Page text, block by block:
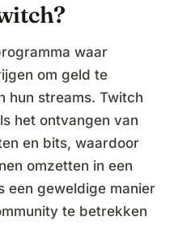
waar
om geld te
hun streams. Twitch
het ontvangen van
en bits, waardoor
omzetten in een
een geweldige manier
te betrekken